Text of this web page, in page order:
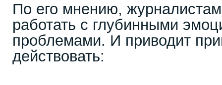
По его мнению,
работать с глубинными
проблемами. И приводит
действовать: